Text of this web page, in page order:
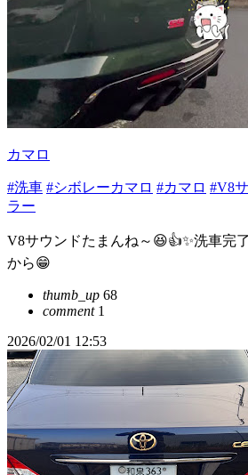
カマロ
#洗車 #シボレーカマロ #カマロ #V8
ラー
V8サウンドたまんね～😆👍✨洗車完
から😁
thumb_up 68
comment1
2026/02/01 12:53